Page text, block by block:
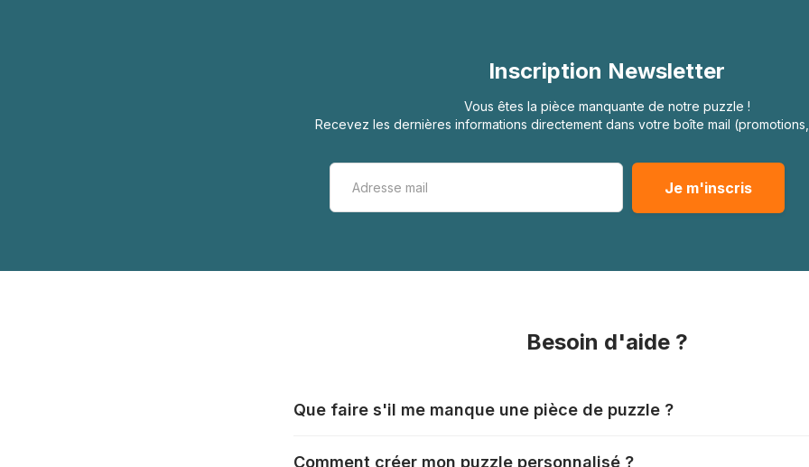
Inscription Newsletter
Vous êtes la pièce manquante de notre puzzle !
Recevez les dernières informations directement dans votre boîte mail
Besoin d'aide ?
Que faire s'il me manque une pièce de puzzle ?
Comment créer mon puzzle personnalisé ?